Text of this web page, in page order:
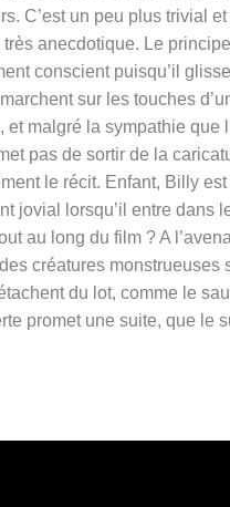
C’est un peu plus trivial
anecdotique. Le
conscient puisqu’il
sur les touches
malgré la sympathie que
pas de sortir de la
le récit. Enfant, Billy
jovial lorsqu’il entre dans
au long du film ? A
créatures
du lot, comme le
promet une suite, que le